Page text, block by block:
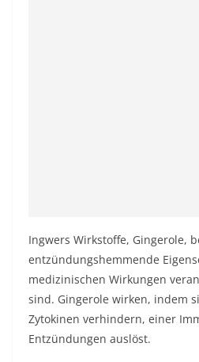
Ingwers Wirkstoffe, Gingerole,
entzündungshemmende
medizinischen Wirkungen
sind. Gingerole wirken, indem
Zytokinen verhindern, einer
Entzündungen auslöst.